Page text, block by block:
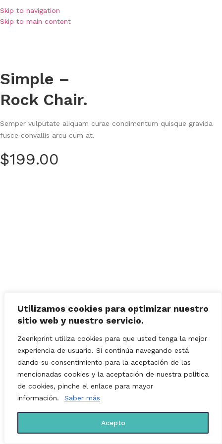
Utilizamos cookies para optimizar nuestro
sitio web y nuestro servicio.
Zeenkprint utiliza cookies para que usted tenga la mejor
experiencia de usuario. Si continúa navegando está
dando su consentimiento para la aceptación de las
mencionadas cookies y la aceptación de nuestra política
de cookies, pinche el enlace para mayor
información.
Saber más
Acepto
Skip to navigation
Skip to main content
Simple –
Rock Chair.
Semper vulputate aliquam curae condimentum quisque gravida
fusce convallis arcu cum at.
$199.00